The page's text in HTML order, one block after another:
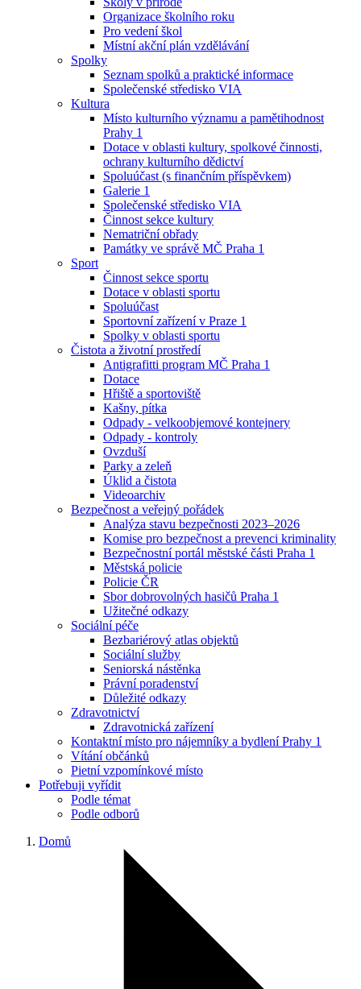
Organizace školního roku
Pro vedení škol
Místní akční plán vzdělávání
Spolky
Seznam spolků a praktické informace
Společenské středisko VIA
Kultura
Místo kulturního významu a pamětihodnost
Prahy 1
Dotace v oblasti kultury, spolkové činnosti,
ochrany kulturního dědictví
Spoluúčast (s finančním příspěvkem)
Galerie 1
Společenské středisko VIA
Činnost sekce kultury
Nematriční obřady
Památky ve správě MČ Praha 1
Sport
Činnost sekce sportu
Dotace v oblasti sportu
Spoluúčast
Sportovní zařízení v Praze 1
Spolky v oblasti sportu
Čistota a životní prostředí
Antigrafitti program MČ Praha 1
Dotace
Hřiště a sportoviště
Kašny, pítka
Odpady - velkoobjemové kontejnery
Odpady - kontroly
Ovzduší
Parky a zeleň
Úklid a čistota
Videoarchiv
Bezpečnost a veřejný pořádek
Analýza stavu bezpečnosti 2023–2026
Komise pro bezpečnost a prevenci kriminality
Bezpečnostní portál městské části Praha 1
Městská policie
Policie ČR
Sbor dobrovolných hasičů Praha 1
Užitečné odkazy
Sociální péče
Bezbariérový atlas objektů
Sociální služby
Seniorská nástěnka
Právní poradenství
Důležité odkazy
Zdravotnictví
Zdravotnická zařízení
Kontaktní místo pro nájemníky a bydlení Prahy 1
Vítání občánků
Pietní vzpomínkové místo
Potřebuji vyřídit
Podle témat
Podle odborů
Domů